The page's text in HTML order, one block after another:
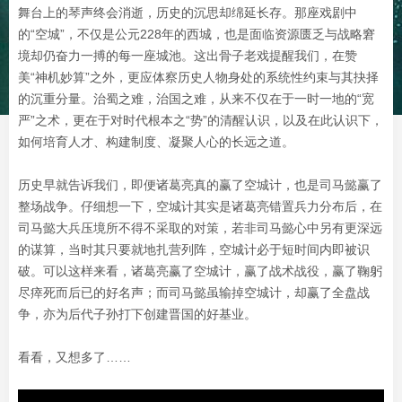
舞台上的琴声终会消逝，历史的沉思却绵延长存。那座戏剧中
的“空城”，不仅是公元228年的西城，也是面临资源匮乏与战略窘
境却仍奋力一搏的每一座城池。这出骨子老戏提醒我们，在赞
美“神机妙算”之外，更应体察历史人物身处的系统性约束与其抉择
的沉重分量。治蜀之难，治国之难，从来不仅在于一时一地的“宽
严”之术，更在于对时代根本之“势”的清醒认识，以及在此认识下，
如何培育人才、构建制度、凝聚人心的长远之道。
历史早就告诉我们，即便诸葛亮真的赢了空城计，也是司马懿赢了
整场战争。仔细想一下，空城计其实是诸葛亮错置兵力分布后，在
司马懿大兵压境所不得不采取的对策，若非司马懿心中另有更深远
的谋算，当时其只要就地扎营列阵，空城计必于短时间内即被识
破。可以这样来看，诸葛亮赢了空城计，赢了战术战役，赢了鞠躬
尽瘁死而后已的好名声；而司马懿虽输掉空城计，却赢了全盘战
争，亦为后代子孙打下创建晋国的好基业。
看看，又想多了……